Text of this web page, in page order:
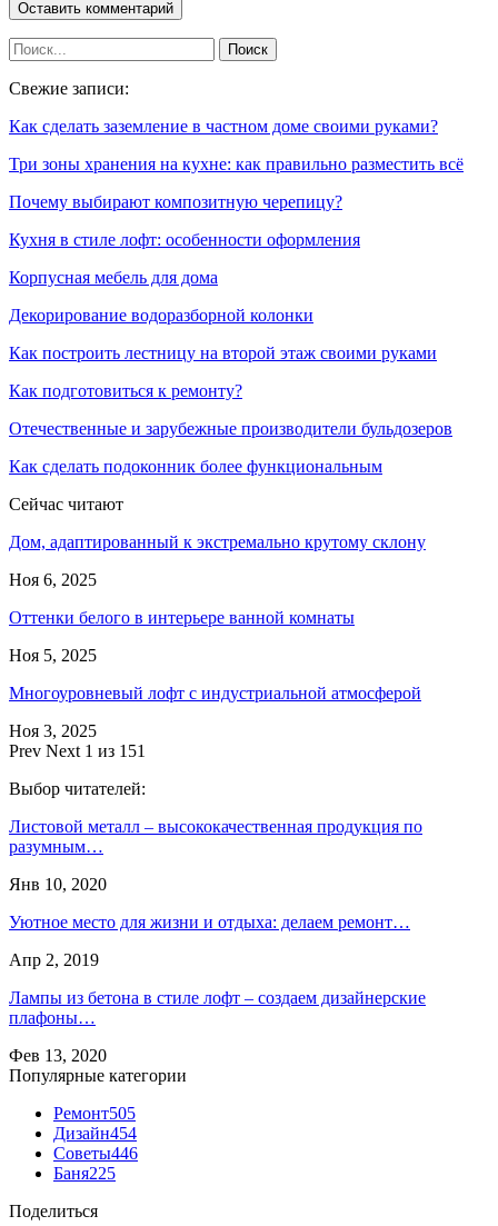
Свежие записи:
Как сделать заземление в частном доме своими руками?
Три зоны хранения на кухне: как правильно разместить всё
Почему выбирают композитную черепицу?
Кухня в стиле лофт: особенности оформления
Корпусная мебель для дома
Декорирование водоразборной колонки
Как построить лестницу на второй этаж своими руками
Как подготовиться к ремонту?
Отечественные и зарубежные производители бульдозеров
Как сделать подоконник более функциональным
Сейчас читают
Дом, адаптированный к экстремально крутому склону
Ноя 6, 2025
Оттенки белого в интерьере ванной комнаты
Ноя 5, 2025
Многоуровневый лофт с индустриальной атмосферой
Ноя 3, 2025
Prev Next 1 из 151
Выбор читателей:
Листовой металл – высококачественная продукция по
разумным…
Янв 10, 2020
Уютное место для жизни и отдыха: делаем ремонт…
Апр 2, 2019
Лампы из бетона в стиле лофт – создаем дизайнерские
плафоны…
Фев 13, 2020
Популярные категории
Ремонт505
Дизайн454
Советы446
Баня225
Поделиться